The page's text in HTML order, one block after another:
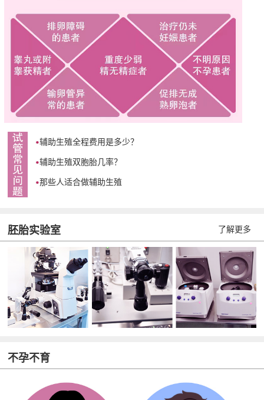
辅助生殖全程费用是多少？
辅助生殖双胞胎几率？
那些人适合做辅助生殖
胚胎实验室 了解更多
不孕不育